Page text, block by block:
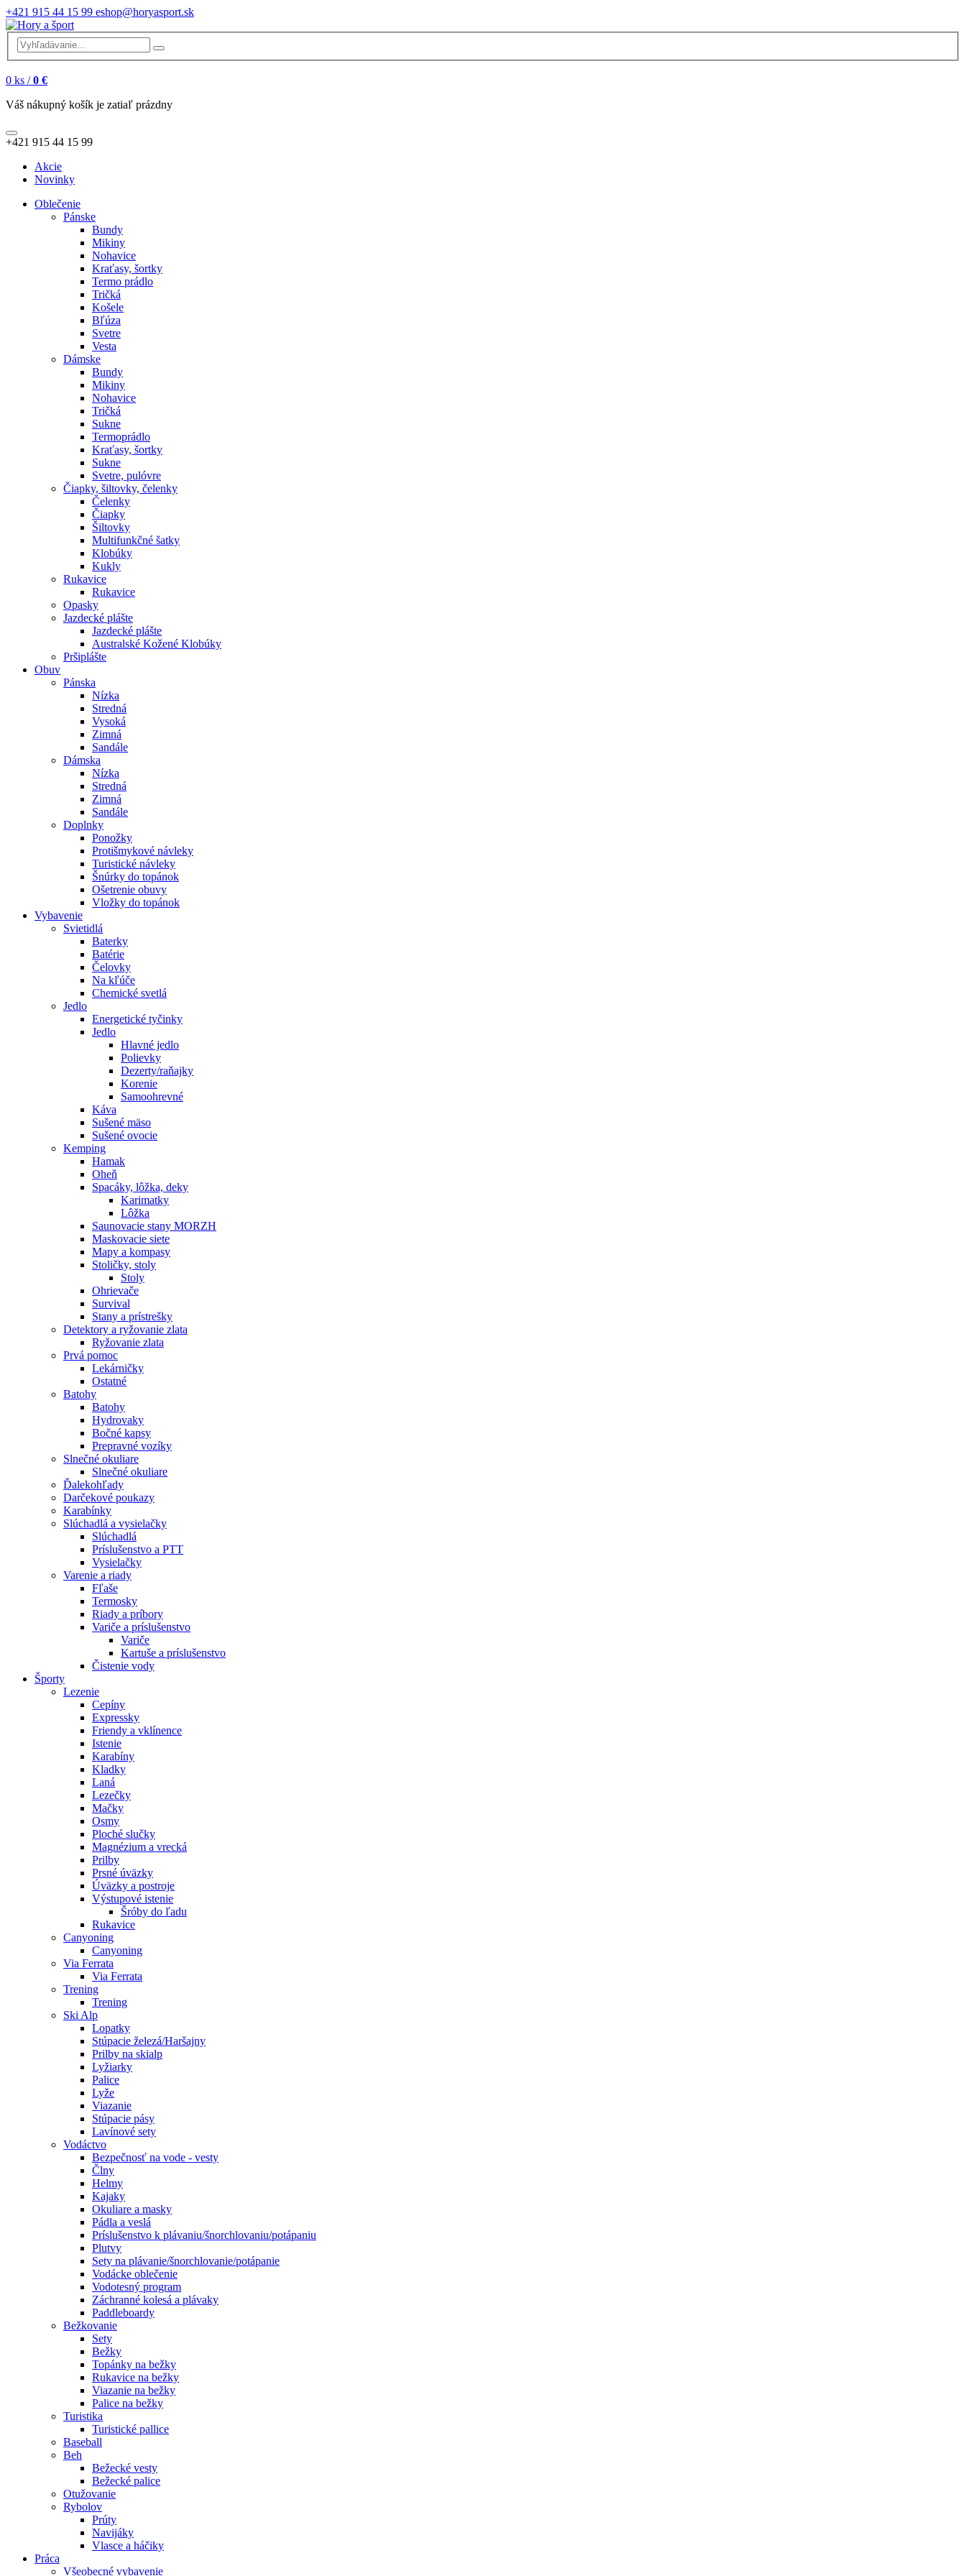
+421 915 44 15 99 eshop@horyasport.sk
0 ks / 0 €
Váš nákupný košík je zatiaľ prázdny
+421 915 44 15 99
Akcie
Novinky
Oblečenie
Pánske
Bundy
Mikiny
Nohavice
Kraťasy, šortky
Termo prádlo
Tričká
Košele
Bľúza
Svetre
Vesta
Dámske
Bundy
Mikiny
Nohavice
Tričká
Sukne
Termoprádlo
Kraťasy, šortky
Sukne
Svetre, pulóvre
Čiapky, šiltovky, čelenky
Čelenky
Čiapky
Šiltovky
Multifunkčné šatky
Klobúky
Kukly
Rukavice
Rukavice
Opasky
Jazdecké plášte
Jazdecké plášte
Australské Kožené Klobúky
Pršiplášte
Obuv
Pánska
Nízka
Stredná
Vysoká
Zimná
Sandále
Dámska
Nízka
Stredná
Zimná
Sandále
Doplnky
Ponožky
Protišmykové návleky
Turistické návleky
Šnúrky do topánok
Ošetrenie obuvy
Vložky do topánok
Vybavenie
Svietidlá
Baterky
Batérie
Čelovky
Na kľúče
Chemické svetlá
Jedlo
Energetické tyčinky
Jedlo
Hlavné jedlo
Polievky
Dezerty/raňajky
Korenie
Samoohrevné
Káva
Sušené mäso
Sušené ovocie
Kemping
Hamak
Oheň
Spacáky, lôžka, deky
Karimatky
Lôžka
Saunovacie stany MORZH
Maskovacie siete
Mapy a kompasy
Stoličky, stoly
Stoly
Ohrievače
Survival
Stany a prístrešky
Detektory a ryžovanie zlata
Ryžovanie zlata
Prvá pomoc
Lekárničky
Ostatné
Batohy
Batohy
Hydrovaky
Bočné kapsy
Prepravné vozíky
Slnečné okuliare
Slnečné okuliare
Ďalekohľady
Darčekové poukazy
Karabínky
Slúchadlá a vysielačky
Slúchadlá
Príslušenstvo a PTT
Vysielačky
Varenie a riady
Fľaše
Termosky
Riady a príbory
Variče a príslušenstvo
Variče
Kartuše a príslušenstvo
Čistenie vody
Športy
Lezenie
Cepíny
Expressky
Friendy a vklínence
Istenie
Karabíny
Kladky
Laná
Lezečky
Mačky
Osmy
Ploché slučky
Magnézium a vrecká
Prilby
Prsné úväzky
Úväzky a postroje
Výstupové istenie
Šróby do ľadu
Rukavice
Canyoning
Canyoning
Via Ferrata
Via Ferrata
Trening
Trening
Ski Alp
Lopatky
Stúpacie železá/Haršajny
Prilby na skialp
Lyžiarky
Palice
Lyže
Viazanie
Stúpacie pásy
Lavínové sety
Vodáctvo
Bezpečnosť na vode - vesty
Člny
Helmy
Kajaky
Okuliare a masky
Pádla a veslá
Príslušenstvo k plávaniu/šnorchlovaniu/potápaniu
Plutvy
Sety na plávanie/šnorchlovanie/potápanie
Vodácke oblečenie
Vodotesný program
Záchranné kolesá a plávaky
Paddleboardy
Bežkovanie
Sety
Bežky
Topánky na bežky
Rukavice na bežky
Viazanie na bežky
Palice na bežky
Turistika
Turistické pallice
Baseball
Beh
Bežecké vesty
Bežecké palice
Otužovanie
Rybolov
Prúty
Navijáky
Vlasce a háčiky
Práca
Všeobecné vybavenie